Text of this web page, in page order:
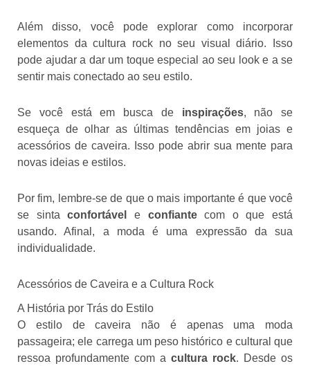
Além disso, você pode explorar como incorporar
elementos da cultura rock no seu visual diário. Isso
pode ajudar a dar um toque especial ao seu look e a se
sentir mais conectado ao seu estilo.
Se você está em busca de inspirações, não se
esqueça de olhar as últimas tendências em joias e
acessórios de caveira. Isso pode abrir sua mente para
novas ideias e estilos.
Por fim, lembre-se de que o mais importante é que você
se sintaconfortável e confiantecom o que está
usando. Afinal, a moda é uma expressão da sua
individualidade.
Acessórios de Caveira e a Cultura Rock
A História por Trás do Estilo
O estilo de caveira não é apenas uma moda
passageira; ele carrega um peso histórico e cultural que
ressoa profundamente com a cultura rock. Desde os